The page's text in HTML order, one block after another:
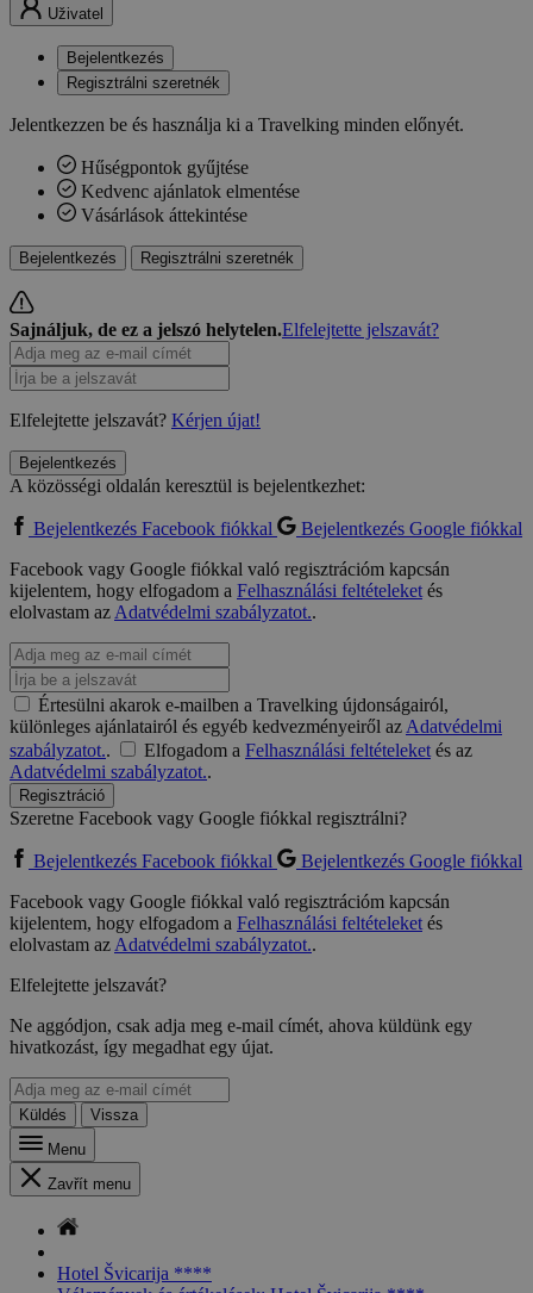
Uživatel
Bejelentkezés
Regisztrálni szeretnék
Jelentkezzen be és használja ki a Travelking minden előnyét.
Hűségpontok gyűjtése
Kedvenc ajánlatok elmentése
Vásárlások áttekintése
Bejelentkezés Regisztrálni szeretnék
Sajnáljuk, de ez a jelszó helytelen.Elfelejtette jelszavát?
Elfelejtette jelszavát? Kérjen újat!
Bejelentkezés
A közösségi oldalán keresztül is bejelentkezhet:
Bejelentkezés Facebook fiókkal
Bejelentkezés Google fiókkal
Facebook vagy Google fiókkal való regisztrációm kapcsán
kijelentem, hogy elfogadom a Felhasználási feltételeketés
elolvastam azAdatvédelmi szabályzatot..
Értesülni akarok e-mailben a Travelking újdonságairól,
különleges ajánlatairól és egyéb kedvezményeiről azAdatvédelmi
szabályzatot.. Elfogadom a Felhasználási feltételeketés az
Adatvédelmi szabályzatot..
Regisztráció
Szeretne Facebook vagy Google fiókkal regisztrálni?
Bejelentkezés Facebook fiókkal
Bejelentkezés Google fiókkal
Facebook vagy Google fiókkal való regisztrációm kapcsán
kijelentem, hogy elfogadom a Felhasználási feltételeketés
elolvastam azAdatvédelmi szabályzatot..
Elfelejtette jelszavát?
Ne aggódjon, csak adja meg e-mail címét, ahova küldünk egy
hivatkozást, így megadhat egy újat.
Küldés
Vissza
Menu
Zavřít menu
Hotel Švicarija ****